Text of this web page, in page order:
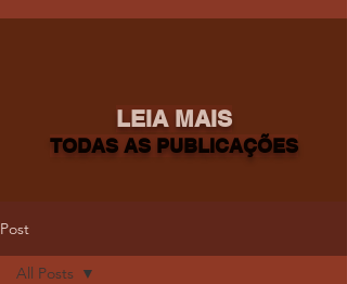
LEIA MAIS
TODAS AS PUBLICAÇÕES
Post
All Posts